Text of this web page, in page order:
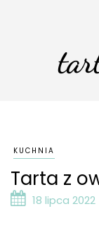
KUCHNIA
Tarta z
18 lipca 2022